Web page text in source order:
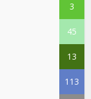
3
45
13
113